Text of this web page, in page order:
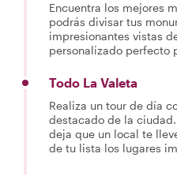
Encuentra los mejores
podrás divisar tus
impresionantes vistas
personalizado perfecto
Todo La Valeta
Realiza un tour de día
destacado de la
deja que un local te
de tu lista los lugares